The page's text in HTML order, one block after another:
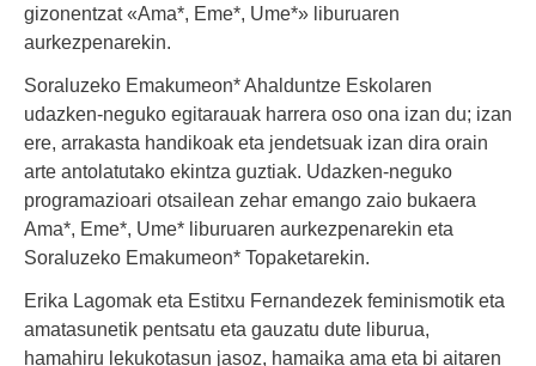
gizonentzat «Ama*, Eme*, Ume*» liburuaren
aurkezpenarekin.
Soraluzeko Emakumeon* Ahalduntze Eskolaren
udazken-neguko egitarauak harrera oso ona izan du; izan
ere, arrakasta handikoak eta jendetsuak izan dira orain
arte antolatutako ekintza guztiak. Udazken-neguko
programazioari otsailean zehar emango zaio bukaera
Ama*, Eme*, Ume* liburuaren aurkezpenarekin eta
Soraluzeko Emakumeon* Topaketarekin.
Erika Lagomak eta Estitxu Fernandezek feminismotik eta
amatasunetik pentsatu eta gauzatu dute liburua,
hamahiru lekukotasun jasoz, hamaika ama eta bi aitaren